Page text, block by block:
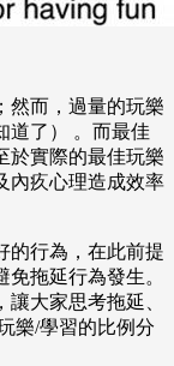
然而，過量的玩樂
道了） 。而最佳
於實際的最佳玩樂
內疚心理造成效率
的行為，在此前提
拖延行為發生。
大家思考拖延、
樂/學習的比例分